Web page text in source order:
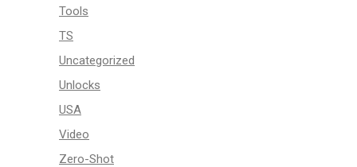
Tools
TS
Uncategorized
Unlocks
USA
Video
Zero-Shot